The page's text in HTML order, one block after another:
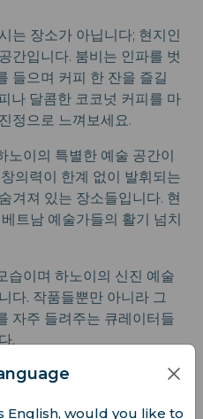
는 장소가 아닙니다; 현지인
간입니다. 붐비는 인파를 벗
들으며 커피 한 잔을 즐길
나 달콤한 코코넛 커피를 마
정으로 느껴보세요.
노이의 특별한 예술 공간이
의력이 한계 없이 발휘되는
겨져 있는 장소들입니다. 현
트남 예술가들의 활기 넘치
습이며 하노이의 신진 예술
다. 작품들뿐만 아니라 그
자주 들려주는 큐레이터들
.
English, would you like to